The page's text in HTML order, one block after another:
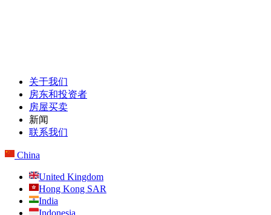
关于我们
房东和投资者
房屋买卖
新闻
联系我们
China
United Kingdom
Hong Kong SAR
India
Indonesia